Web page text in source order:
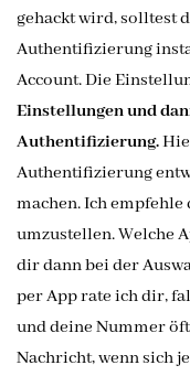
gehackt wird, solltest
Authentifizierung
Account. Die
Einstellungen und
Authentifizierung.
Authentifizierung
machen. Ich
umzustellen. Welche
dir dann bei der
per App rate ich dir,
und deine Nummer
Nachricht, wenn sich